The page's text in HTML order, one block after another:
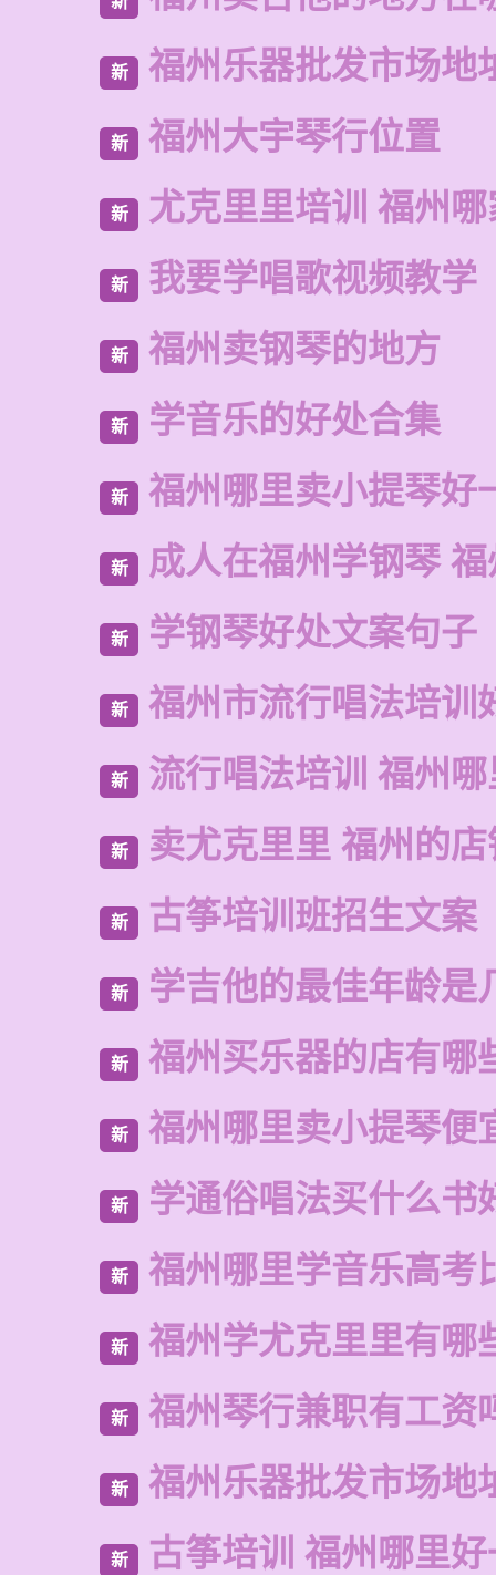
新 福州乐器批发市场地
新 福州大宇琴行位置
新 尤克里里培训 福州
新 我要学唱歌视频教学
新 福州卖钢琴的地方
新 学音乐的好处合集
新 福州哪里卖小提琴好
新 成人在福州学钢琴
新 学钢琴好处文案句子
新 福州市流行唱法培训
新 流行唱法培训 福州
新 卖尤克里里 福州的店
新 古筝培训班招生文案
新 学吉他的最佳年龄是
新 福州买乐器的店有哪
新 福州哪里卖小提琴便
新 学通俗唱法买什么书
新 福州哪里学音乐高考
新 福州学尤克里里有哪
新 福州琴行兼职有工资
新 福州乐器批发市场地
新 古筝培训 福州哪里